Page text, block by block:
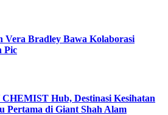
Vera Bradley Bawa Kolaborasi
Pic
Hub, Destinasi Kesihatan
Pertama di Giant Shah Alam